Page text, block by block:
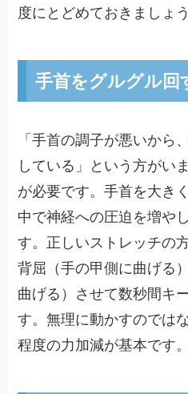
度にとどめておきましょう
手首をグルグル回
「手首の調子が悪いから
している」という方がい
が必要です。手首を大き
中で神経への圧迫を増や
す。正しいストレッチの
背屈（手の甲側に曲げる
曲げる）させて数秒間キ
す。無理に動かすのでは
程度の力加減が基本です。